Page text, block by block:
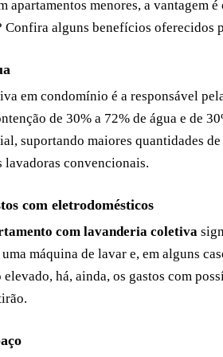
apartamentos menores, a vantagem
Confira alguns benefícios oferecidos
em condomínio é a responsável
de 30% a 72% de água e de
suportando maiores quantidades
lavadoras convencionais.
com eletrodomésticos
com lavanderia coletiva
máquina de lavar e, em alguns
há, ainda, os gastos com